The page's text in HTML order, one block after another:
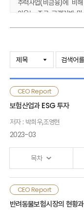
주력사업(비금융)에 비
이유는 주로 고객기반
새로운 사업모형을 가진
서비스 개발, 기업 간 협
있음. 반면, 전통적 금융규
가능성이 있고, 시장경쟁·
빅테크의 보험업 진출은
전환으로 인한 사업다
있음. 정책당국은 시장 혁
보험회사와 빅테크 간
보험회사의 위험추구
사각지대 해소 및 금융소
Ⅲ. 빅테크의 보험업 진
Ⅳ. 경영대응 및 정책과
· 참고문헌
CEO Report
보험산업과 ESG 투자
저자 : 박희우,조영현
2023-03
목차
지속가능 사회로의
거버넌스(G) 요소가
Ⅰ. ESG 투자의 필요성
CEO Report
반려동물보험시장의 현황